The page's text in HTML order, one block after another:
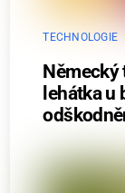
TECHNOLOGIE
Německý
lehátka u